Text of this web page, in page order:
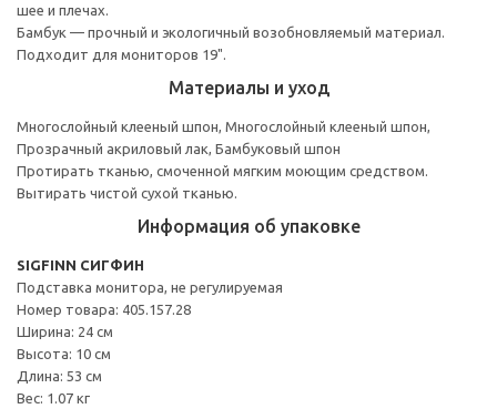
шее и плечах.
Бамбук — прочный и экологичный возобновляемый материал.
Подходит для мониторов 19".
Материалы и уход
Многослойный клееный шпон, Многослойный клееный шпон,
Прозрачный акриловый лак, Бамбуковый шпон
Протирать тканью, смоченной мягким моющим средством.
Вытирать чистой сухой тканью.
Информация об упаковке
SIGFINN СИГФИН
Подставка монитора, не регулируемая
Номер товара: 405.157.28
Ширина: 24 см
Высота: 10 см
Длина: 53 см
Вес: 1.07 кг